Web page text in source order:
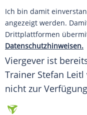
Ich bin damit
angezeigt werden.
Drittplattformen
Datenschutzhinweisen.
Viergever ist
Trainer Stefan
nicht zur